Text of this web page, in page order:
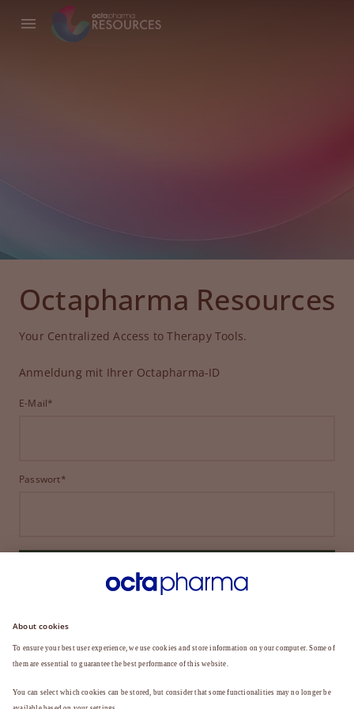
Octapharma Resources
Your Centralized Access to Therapy Tools.
Anmeldung mit Ihrer Octapharma-ID
E-Mail*
Passwort*
ANMELDEN